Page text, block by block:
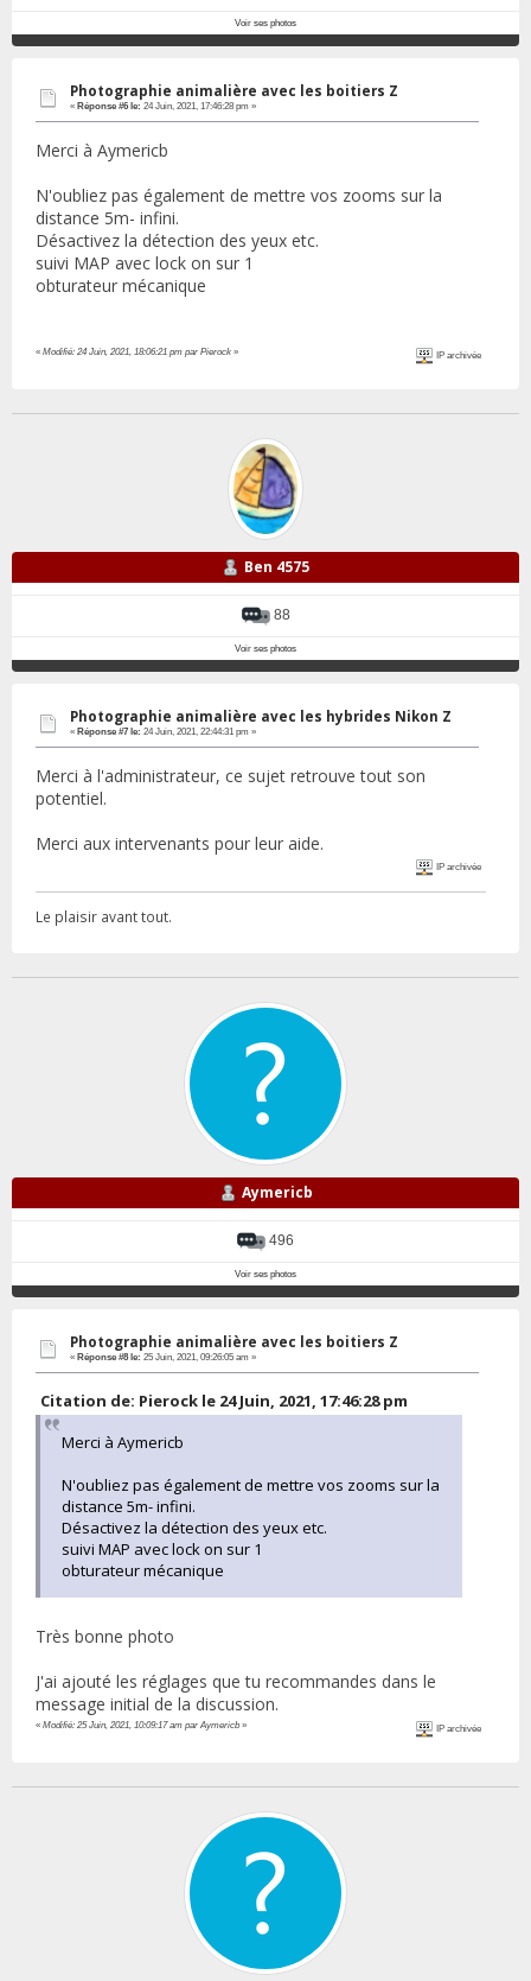
Voir ses photos
Photographie animalière avec les boitiers Z
« Réponse #6 le: 24 Juin, 2021, 17:46:28 pm »
Merci à Aymericb
N'oubliez pas également de mettre vos zooms sur la
distance 5m- infini.
Désactivez la détection des yeux etc.
suivi MAP avec lock on sur 1
obturateur mécanique
« Modifié: 24 Juin, 2021, 18:06:21 pm par Pierock » IP archivée
Ben 4575
88
Voir ses photos
Photographie animalière avec les hybrides Nikon Z
« Réponse #7 le: 24 Juin, 2021, 22:44:31 pm »
Merci à l'administrateur, ce sujet retrouve tout son
potentiel.
Merci aux intervenants pour leur aide.
IP archivée
Le plaisir avant tout.
Aymericb
496
Voir ses photos
Photographie animalière avec les boitiers Z
« Réponse #8 le: 25 Juin, 2021, 09:26:05 am »
Citation de: Pierock le 24 Juin, 2021, 17:46:28 pm
Merci à Aymericb
N'oubliez pas également de mettre vos zooms sur la
distance 5m- infini.
Désactivez la détection des yeux etc.
suivi MAP avec lock on sur 1
obturateur mécanique
Très bonne photo
J'ai ajouté les réglages que tu recommandes dans le
message initial de la discussion.
« Modifié: 25 Juin, 2021, 10:09:17 am par Aymericb» IP archivée